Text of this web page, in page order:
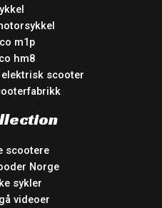
m1p
hm8
scooter
scootere
Norge
sykler
videoer